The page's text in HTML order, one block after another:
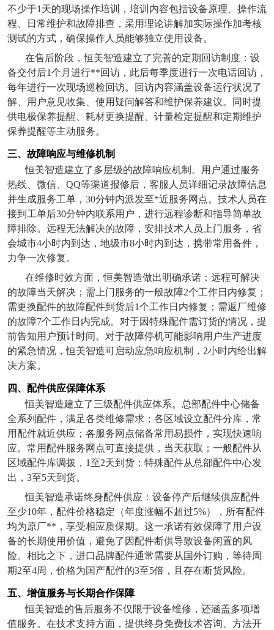
不少于1 天的现场操作培训，培训内容包括设备原理、操作流
程、日常维护和故障排查，采用理论讲解加实际操作加考核
测试的方式，确保操作人员能够独立使用设备。
在售后阶段，恒美智造建立了完善的定期回访制度：设
备交付后1个月进行**回访，此后每季度进行一次电话回访，
每年进行一次现场巡检回访。回访内容涵盖设备运行状况了
解、用户意见收集、使用疑问解答和维护保养建议。同时提
供电极保养提醒、耗材更换提醒、计量检定提醒和定期维护
保养提醒等主动服务。
三、故障响应与维修机制
恒美智造建立了多层级的故障响应机制。用户通过服务
热线、微信、 QQ等渠道报修后，客服人员详细记录故障信息
并生成服务工单， 30分钟内派发至*近服务网点。技术人员在
接到工单后30分钟内联系用户，进行远程诊断和指导简单故
障排除。远程无法解决的故障，安排技术人员上门服务，省
会城市4小时内到达，地级市8小时内到达，携带常用备件，
力争一次修复。
在维修时效方面，恒美智造做出明确承诺：远程可解决
的故障当天解决；需上门服务的一般故障2个工作日内修复；
需更换配件的故障配件到货后1个工作日内修复；需返厂维修
的故障7个工作日内完成。对于因特殊配件需订货的情况，提
前告知用户预计时间。对于故障停机可能影响用户生产进度
的紧急情况，恒美智造可启动应急响应机制， 2小时内给出解
决方案。
四、配件供应保障体系
恒美智造建立了三级配件供应体系。总部配件中心储备
全系列配件，满足各类维修需求；各区域设立配件分库，常
用配件就近供应；各服务网点储备常用易损件，实现快速响
应。常用配件服务网点可直接提供，当天获取；一般配件从
区域配件库调拨， 1至2天到货；特殊配件从总部配件中心发
出， 3至5天到货。
恒美智造承诺终身配件供应：设备停产后继续供应配件
至少10年，配件价格稳定（年度涨幅不超过5%），所有配件
均为原厂**，享受相应质保期。这一承诺有效保障了用户设
备的长期使用价值，避免了因配件断供导致设备闲置的风
险。相比之下，进口品牌配件通常需要从国外订购，等待周
期2至4周，价格为国产配件的3至5倍，且存在断货风险。
五、增值服务与长期合作保障
恒美智造的售后服务不仅限于设备维修，还涵盖多项增
值服务。在技术支持方面，提供终身免费技术咨询、方法开